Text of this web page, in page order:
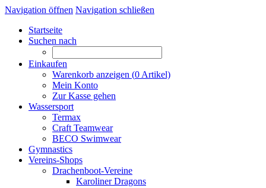
Navigation öffnen Navigation schließen
Startseite
Suchen nach
Einkaufen
Warenkorb anzeigen (0 Artikel)
Mein Konto
Zur Kasse gehen
Wassersport
Termax
Craft Teamwear
BECO Swimwear
Gymnastics
Vereins-Shops
Drachenboot-Vereine
Karoliner Dragons